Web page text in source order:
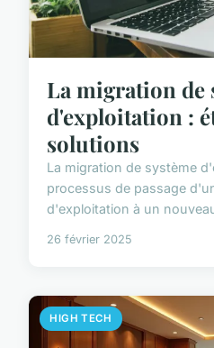
La migration de
d'exploitation :
solutions
La migration de système
processus de passage
d'exploitation à un
26 février 2025
HIGH TECH